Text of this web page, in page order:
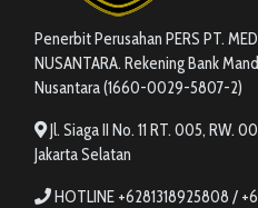
Penerbit Perusahan PERS PT.
NUSANTARA. Rekening Bank
Nusantara (1660-0029-5807-2)
Jl. Siaga II No. 11 RT. 005, RW.
Jakarta Selatan
HOTLINE +6281318925808 /